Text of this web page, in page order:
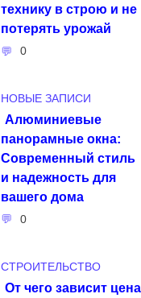
технику в строю и не
потерять урожай
0
НОВЫЕ ЗАПИСИ
Алюминиевые
панорамные окна:
Современный стиль
и надежность для
вашего дома
0
СТРОИТЕЛЬСТВО
От чего зависит цена